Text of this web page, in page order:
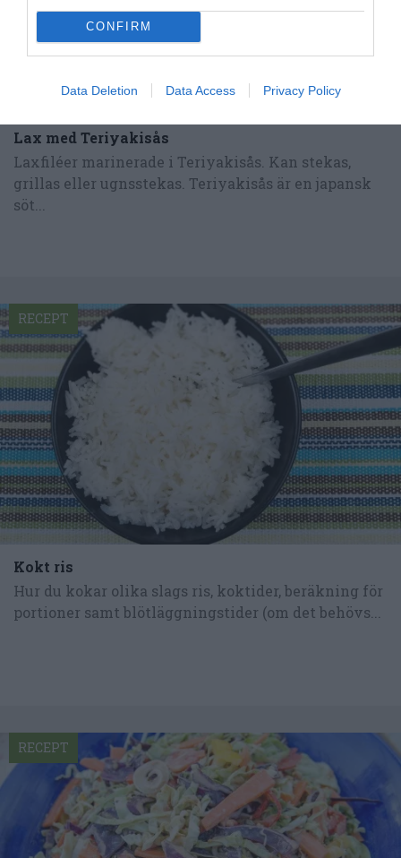
CONFIRM
Data Deletion Data Access Privacy Policy
Lax med Teriyakisås
Laxfiléer marinerade i Teriyakisås. Kan stekas,
grillas eller ugnsstekas. Teriyakisås är en japansk
söt...
Kokt ris
Hur du kokar olika slags ris, koktider, beräkning för
portioner samt blötläggningstider (om det behövs...
RECEPT
RECEPT